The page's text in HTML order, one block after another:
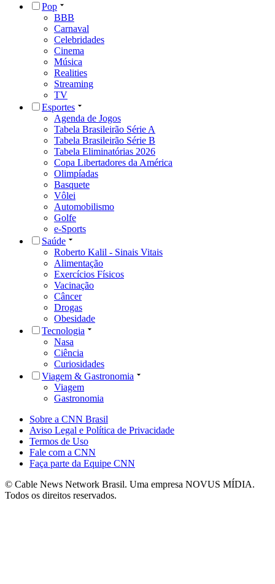
Pop
BBB
Carnaval
Celebridades
Cinema
Música
Realities
Streaming
TV
Esportes
Agenda de Jogos
Tabela Brasileirão Série A
Tabela Brasileirão Série B
Tabela Eliminatórias 2026
Copa Libertadores da América
Olimpíadas
Basquete
Vôlei
Automobilismo
Golfe
e-Sports
Saúde
Roberto Kalil - Sinais Vitais
Alimentação
Exercícios Físicos
Vacinação
Câncer
Drogas
Obesidade
Tecnologia
Nasa
Ciência
Curiosidades
Viagem & Gastronomia
Viagem
Gastronomia
Sobre a CNN Brasil
Aviso Legal e Política de Privacidade
Termos de Uso
Fale com a CNN
Faça parte da Equipe CNN
© Cable News Network Brasil. Uma empresa NOVUS MÍDIA.
Todos os direitos reservados.